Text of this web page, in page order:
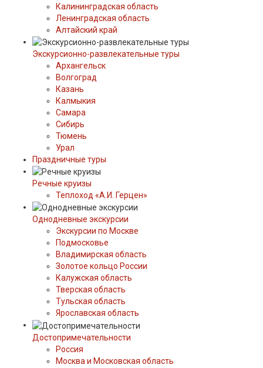
Калининградская область
Ленинградская область
Алтайский край
Экскурсионно-развлекательные туры
Архангельск
Волгоград
Казань
Калмыкия
Самара
Сибирь
Тюмень
Урал
Праздничные туры
Речные круизы
Теплоход «А.И. Герцен»
Однодневные экскурсии
Экскурсии по Москве
Подмосковье
Владимирская область
Золотое кольцо России
Калужская область
Тверская область
Тульская область
Ярославская область
Достопримечательности
Россия
Москва и Московская область